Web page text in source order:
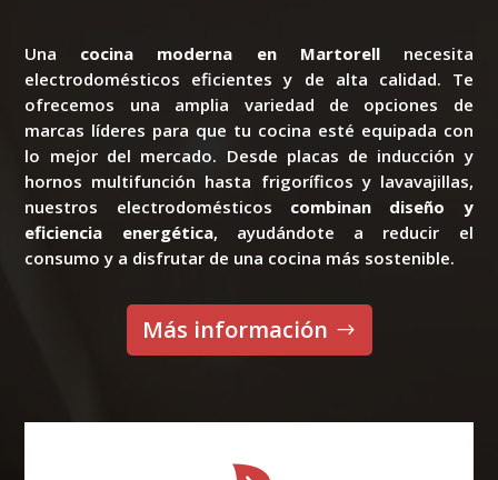
Una cocina moderna en Martorellnecesita
electrodomésticos eficientes y de alta calidad. Te
ofrecemos una amplia variedad de opciones de
marcas líderes para que tu cocina esté equipada con
lo mejor del mercado. Desde placas de inducción y
hornos multifunción hasta frigoríficos y lavavajillas,
nuestros electrodomésticos combinan diseño y
eficiencia energética, ayudándote a reducir el
consumo y a disfrutar de una cocina más sostenible.
Más información